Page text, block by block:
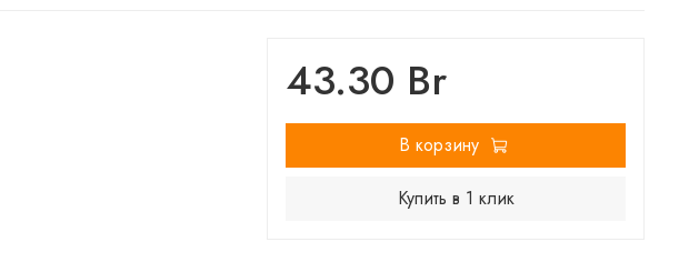
43.30 Br
В корзину
Купить в 1 клик